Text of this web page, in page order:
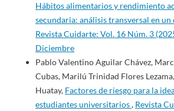
Hábitos alimentarios y rendimiento
secundaria: análisis transversal en
Revista Cuidarte: Vol. 16 Núm. 3
Diciembre
Pablo Valentino Aguilar Chávez,
Cubas, Marilú Trinidad Flores
Huatay, Factores de riesgo para la
estudiantes universitarios, Revista